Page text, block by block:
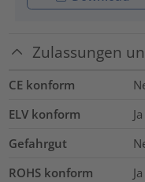
Zulassungen
CE konform
ELV konform
Ja
Gefahrgut
ROHS konform
Ja